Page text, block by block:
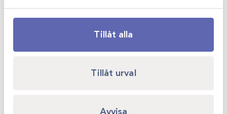
Tillåt alla
Tillåt urval
Avvisa